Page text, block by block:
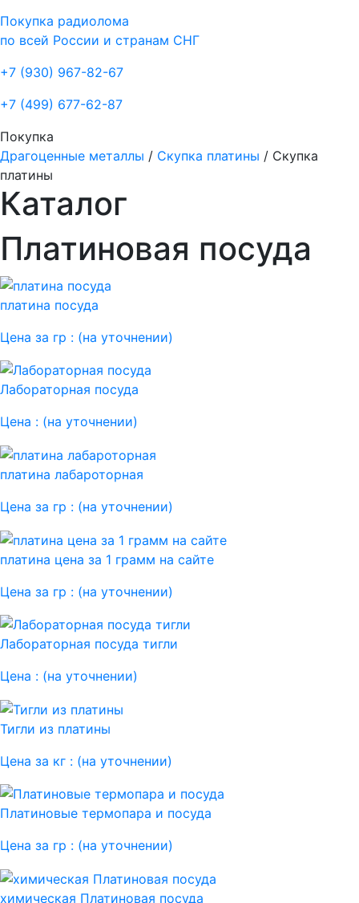
Покупка радиолома
по всей России и странам СНГ
+7 (930) 967-82-67
+7 (499) 677-62-87
Покупка
Драгоценные металлы / Скупка платины / Скупка
платины
Каталог
Платиновая посуда
платина посуда
Цена за гр : (на уточнении)
Лабораторная посуда
Цена : (на уточнении)
платина лабароторная
Цена за гр : (на уточнении)
платина цена за 1 грамм на сайте
Цена за гр : (на уточнении)
Лабораторная посуда тигли
Цена : (на уточнении)
Тигли из платины
Цена за кг : (на уточнении)
Платиновые термопара и посуда
Цена за гр : (на уточнении)
химическая Платиновая посуда